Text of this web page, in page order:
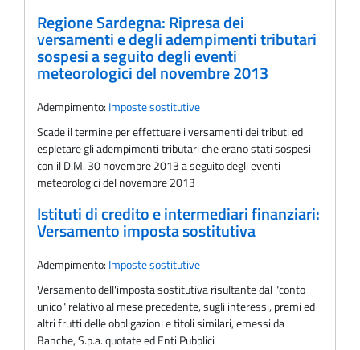
Regione Sardegna: Ripresa dei
versamenti e degli adempimenti tributari
sospesi a seguito degli eventi
meteorologici del novembre 2013
Adempimento: Imposte sostitutive
Scade il termine per effettuare i versamenti dei tributi ed
espletare gli adempimenti tributari che erano stati sospesi
con il D.M. 30 novembre 2013 a seguito degli eventi
meteorologici del novembre 2013
Istituti di credito e intermediari finanziari:
Versamento imposta sostitutiva
Adempimento: Imposte sostitutive
Versamento dell'imposta sostitutiva risultante dal "conto
unico" relativo al mese precedente, sugli interessi, premi ed
altri frutti delle obbligazioni e titoli similari, emessi da
Banche, S.p.a. quotate ed Enti Pubblici